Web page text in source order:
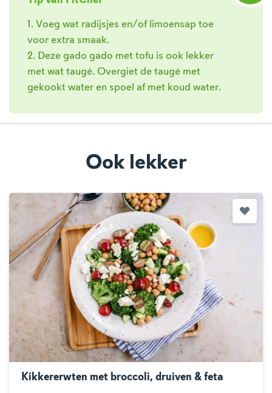
1. Voeg wat radijsjes en/of limoensap toe
voor extra smaak.
2. Deze gado gado met tofu is ook lekker
met wat taugé. Overgiet de taugé met
gekookt water en spoel af met koud water.
Ook lekker
Kikkererwten met broccoli, druiven & feta